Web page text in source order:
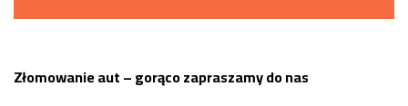
Złomowanie aut – gorąco zapraszamy do nas